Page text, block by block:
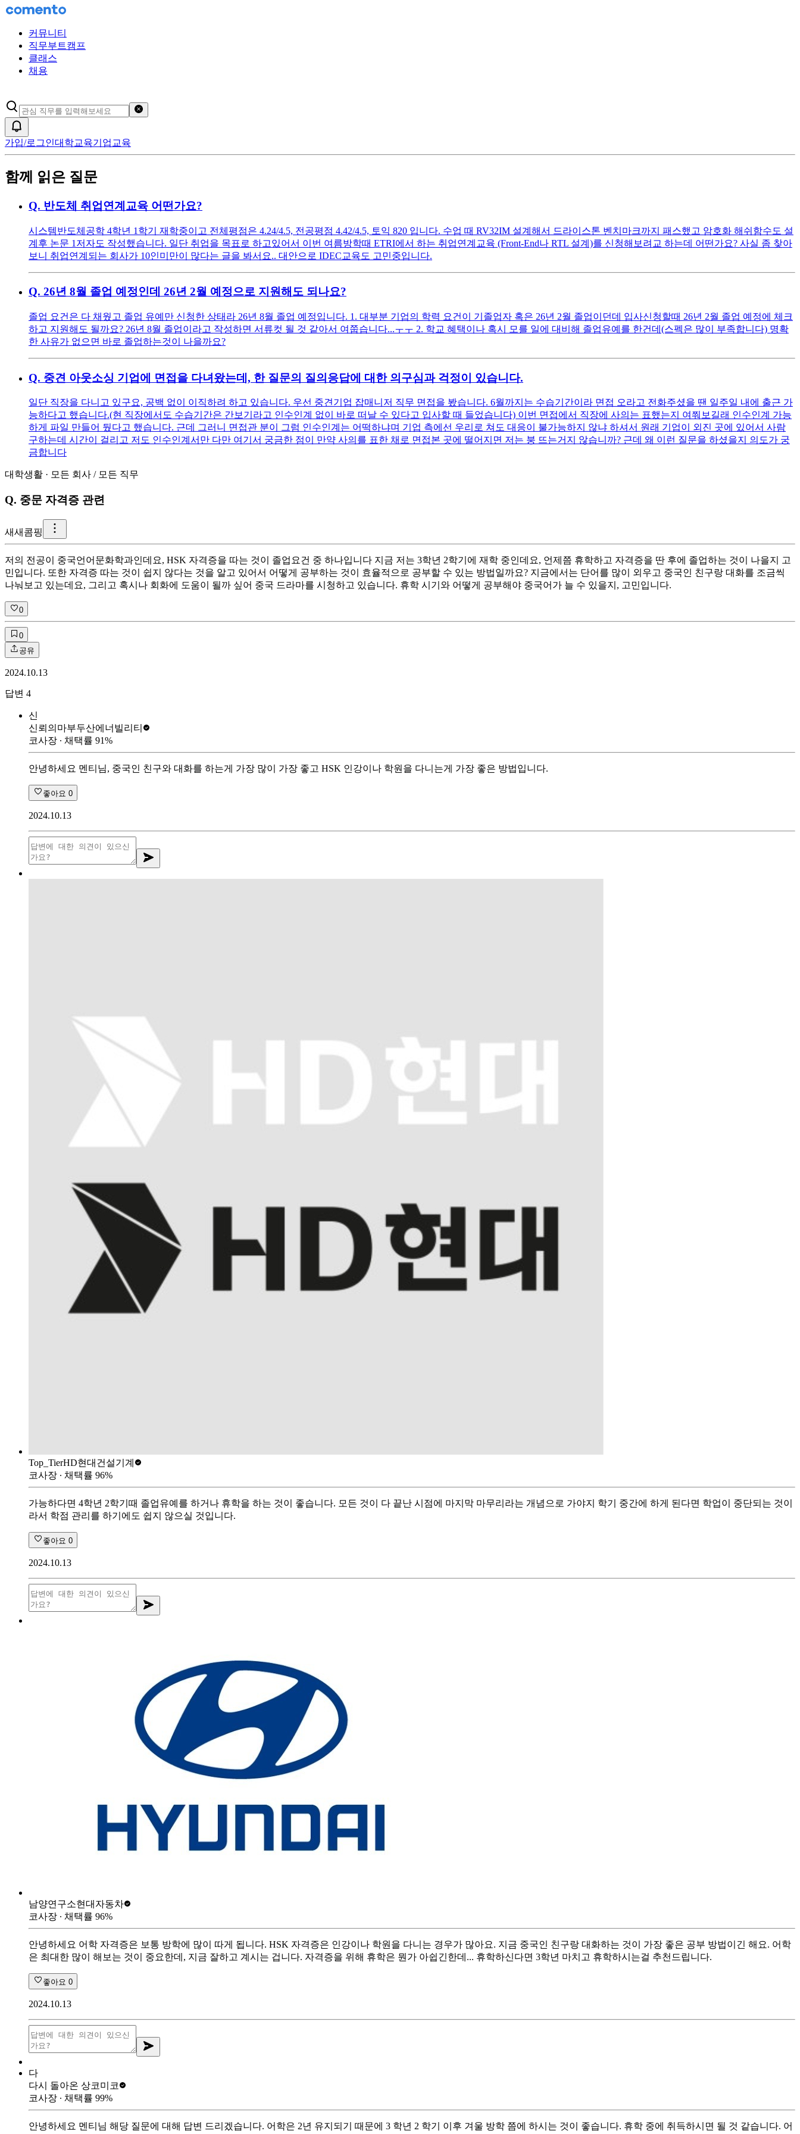
커뮤니티
직무부트캠프
클래스
채용
가입/로그인대학교육기업교육
함께 읽은 질문
Q. 반도체 취업연계교육 어떤가요?
시스템반도체공학 4학년 1학기 재학중이고 전체평점은 4.24/4.5, 전공평점 4.42/4.5, 토익 820 입니다. 수업 때 RV32IM 설계해서 드라이스톤 벤치마크까지 패스했고 암호화 해쉬함수도 설
계후 논문 1저자도 작성했습니다. 일단 취업을 목표로 하고있어서 이번 여름방학때 ETRI에서 하는 취업연계교육 (Front-End나 RTL 설계)를 신청해보려교 하는데 어떤가요? 사실 좀 찾아
보니 취업연계되는 회사가 10인미만이 많다는 글을 봐서요.. 대안으로 IDEC교육도 고민중입니다.
Q. 26년 8월 졸업 예정인데 26년 2월 예정으로 지원해도 되나요?
졸업 요건은 다 채웠고 졸업 유예만 신청한 상태라 26년 8월 졸업 예정입니다. 1. 대부분 기업의 학력 요건이 기졸업자 혹은 26년 2월 졸업이던데 입사신청할때 26년 2월 졸업 예정에 체크
하고 지원해도 될까요? 26년 8월 졸업이라고 작성하면 서류컷 될 것 같아서 여쭙습니다...ㅜㅜ 2. 학교 혜택이나 혹시 모를 일에 대비해 졸업유예를 한건데(스펙은 많이 부족합니다) 명확
한 사유가 없으면 바로 졸업하는것이 나을까요?
Q. 중견 아웃소싱 기업에 면접을 다녀왔는데, 한 질문의 질의응답에 대한 의구심과 걱정이 있습니다.
일단 직장을 다니고 있구요, 공백 없이 이직하려 하고 있습니다. 우선 중견기업 잡매니저 직무 면접을 봤습니다. 6월까지는 수습기간이라 면접 오라고 전화주셨을 땐 일주일 내에 출근 가
능하다고 했습니다.(현 직장에서도 수습기간은 간보기라고 인수인계 없이 바로 떠날 수 있다고 입사할 때 들었습니다) 이번 면접에서 직장에 사의는 표했는지 여쭤보길래 인수인계 가능
하게 파일 만들어 뒀다고 했습니다. 근데 그러니 면접관 분이 그럼 인수인계는 어떡하냐며 기업 측에선 우리로 쳐도 대응이 불가능하지 않냐 하셔서 원래 기업이 외진 곳에 있어서 사람
구하는데 시간이 걸리고 저도 인수인계서만 다만 여기서 궁금한 점이 만약 사의를 표한 채로 면접본 곳에 떨어지면 저는 붕 뜨는거지 않습니까? 근데 왜 이런 질문을 하셨을지 의도가 궁
금합니다
대학생활 · 모든 회사 / 모든 직무
Q. 중문 자격증 관련
새새콤핑
저의 전공이 중국언어문화학과인데요, HSK 자격증을 따는 것이 졸업요건 중 하나입니다 지금 저는 3학년 2학기에 재학 중인데요, 언제쯤 휴학하고 자격증을 딴 후에 졸업하는 것이 나을지 고
민입니다. 또한 자격증 따는 것이 쉽지 않다는 것을 알고 있어서 어떻게 공부하는 것이 효율적으로 공부할 수 있는 방법일까요? 지금에서는 단어를 많이 외우고 중국인 친구랑 대화를 조금씩
나눠보고 있는데요, 그리고 혹시나 회화에 도움이 될까 싶어 중국 드라마를 시청하고 있습니다. 휴학 시기와 어떻게 공부해야 중국어가 늘 수 있을지, 고민입니다.
0
0
공유
2024.10.13
답변 4
신
신뢰의마부두산에너빌리티
코사장 ∙ 채택률 91%
안녕하세요 멘티님, 중국인 친구와 대화를 하는게 가장 많이 가장 좋고 HSK 인강이나 학원을 다니는게 가장 좋은 방법입니다.
좋아요 0
2024.10.13
Top_TierHD현대건설기계
코사장 ∙ 채택률 96%
가능하다면 4학년 2학기때 졸업유예를 하거나 휴학을 하는 것이 좋습니다. 모든 것이 다 끝난 시점에 마지막 마무리라는 개념으로 가야지 학기 중간에 하게 된다면 학업이 중단되는 것이
라서 학점 관리를 하기에도 쉽지 않으실 것입니다.
좋아요 0
2024.10.13
남양연구소현대자동차
코사장 ∙ 채택률 96%
안녕하세요 어학 자격증은 보통 방학에 많이 따게 됩니다. HSK 자격증은 인강이나 학원을 다니는 경우가 많아요. 지금 중국인 친구랑 대화하는 것이 가장 좋은 공부 방법이긴 해요. 어학
은 최대한 많이 해보는 것이 중요한데, 지금 잘하고 계시는 겁니다. 자격증을 위해 휴학은 뭔가 아쉽긴한데... 휴학하신다면 3학년 마치고 휴학하시는걸 추천드립니다.
좋아요 0
2024.10.13
다
다시 돌아온 상코미코
코사장 ∙ 채택률 99%
안녕하세요 멘티님 해당 질문에 대해 답변 드리겠습니다. 어학은 2년 유지되기 때문에 3 학년 2 학기 이후 겨울 방학 쯤에 하시는 것이 좋습니다. 휴학 중에 취득하시면 될 것 같습니다. 어